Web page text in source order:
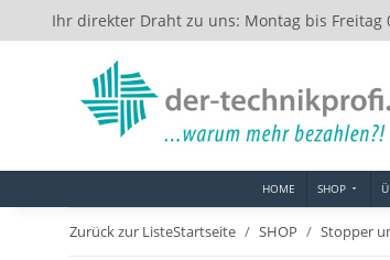
Ihr direkter Draht zu uns: Montag bis Freitag
HOME SHOP
Zurück zur ListeStartseite SHOP Stopper